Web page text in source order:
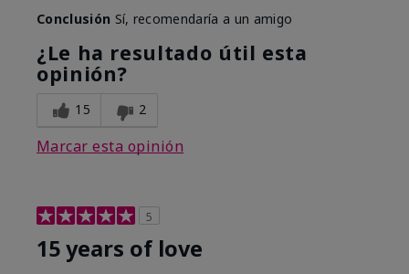
Conclusión Sí, recomendaría a un amigo
¿Le ha resultado útil esta
opinión?
15 2
Marcar esta opinión
5
15 years of love